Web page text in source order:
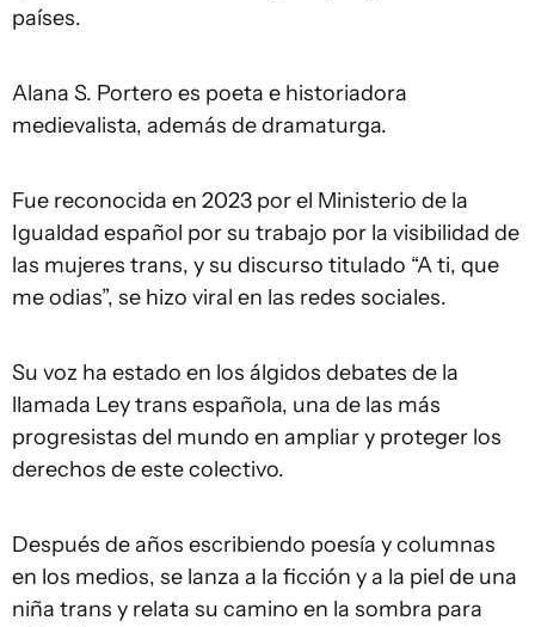
países.
Alana S. Portero es poeta e historiadora
medievalista, además de dramaturga.
Fue reconocida en 2023 por el Ministerio de la
Igualdad español por su trabajo por la visibilidad de
las mujeres trans, y su discurso titulado “A ti, que
me odias”, se hizo viral en las redes sociales.
Su voz ha estado en los álgidos debates de la
llamada Ley trans española, una de las más
progresistas del mundo en ampliar y proteger los
derechos de este colectivo.
Después de años escribiendo poesía y columnas
en los medios, se lanza a la ficción y a la piel de una
niña trans y relata su camino en la sombra para